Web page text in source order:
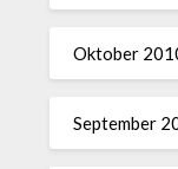
Oktober
September